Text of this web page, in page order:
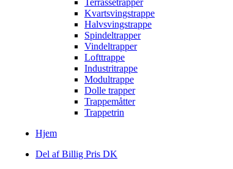
Terrassetrapper
Kvartsvingstrappe
Halvsvingstrappe
Spindeltrapper
Vindeltrapper
Lofttrappe
Industritrappe
Modultrappe
Dolle trapper
Trappemåtter
Trappetrin
Hjem
Del af Billig Pris DK